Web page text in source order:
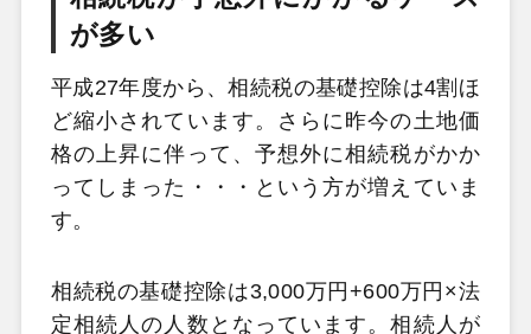
が多い
平成27年度から、相続税の基礎控除は4割ほ
ど縮小されています。さらに昨今の土地価
格の上昇に伴って、予想外に相続税がかか
ってしまった・・・という方が増えていま
す。
相続税の基礎控除は3,000万円+600万円×法
定相続人の人数となっています。相続人が